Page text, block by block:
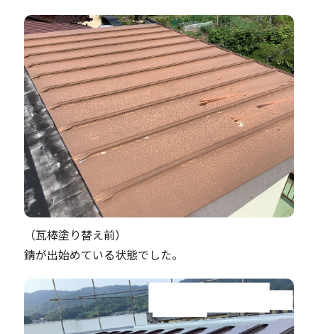
（瓦棒塗り替え前）
錆が出始めている状態でした。